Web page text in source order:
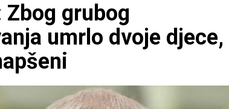
grubog
umrlo dvoje djece,